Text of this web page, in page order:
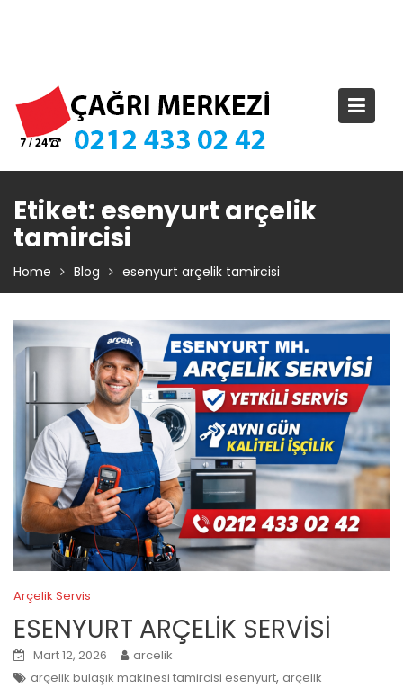
Etiket: esenyurt arçelik
tamircisi
Home Blog esenyurt arçelik tamircisi
Arçelik Servis
ESENYURT ARÇELİK SERVİSİ
Mart 12, 2026
arcelik
arçelik bulaşık makinesi tamircisi esenyurt, arçelik